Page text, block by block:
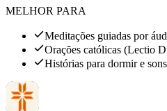
MELHOR PARA
Meditações guiadas por
Orações católicas (Lectio
Histórias para dormir e